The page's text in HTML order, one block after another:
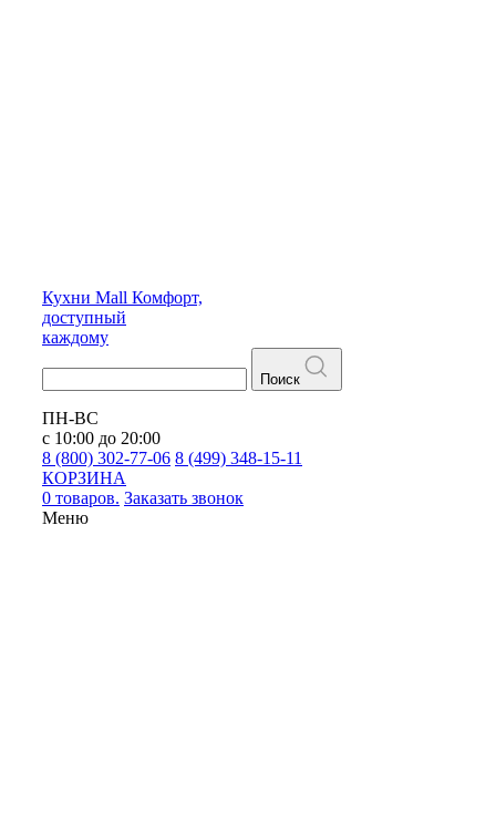
Кухни Mall Комфорт,
доступный
каждому
Поиск
ПН-ВС
с 10:00 до 20:00
8 (800) 302-77-06 8 (499) 348-15-11
КОРЗИНА
0 товаров. Заказать звонок
Меню